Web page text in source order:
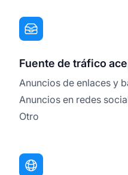
Fuente de tráfico
Anuncios de enlaces y
Anuncios en redes
Otro